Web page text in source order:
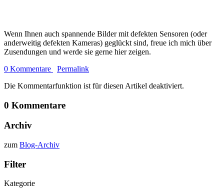
Wenn Ihnen auch spannende Bilder mit defekten Sensoren (oder
anderweitig defekten Kameras) geglückt sind, freue ich mich über
Zusendungen und werde sie gerne hier zeigen.
0 Kommentare
Permalink
Die Kommentarfunktion ist für diesen Artikel deaktiviert.
0 Kommentare
Archiv
zum Blog-Archiv
Filter
Kategorie